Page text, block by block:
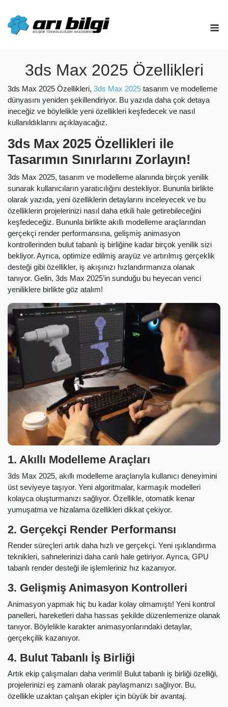
content
3ds Max 2025 Özellikleri
3ds Max 2025 Özellikleri, 3ds Max 2025 tasarım ve modelleme
dünyasını yeniden şekillendiriyor. Bu yazıda daha çok detaya
ineceğiz ve böylelikle yeni özellikleri keşfedecek ve nasıl
kullanıldıklarını açıklayacağız.
3ds Max 2025 Özellikleri ile
Tasarımın Sınırlarını Zorlayın!
3ds Max 2025, tasarım ve modelleme alanında birçok yenilik
sunarak kullanıcıların yaratıcılığını destekliyor. Bununla birlikte
olarak yazıda, yeni özelliklerin detaylarını inceleyecek ve bu
özelliklerin projelerinizi nasıl daha etkili hale getirebileceğini
keşfedeceğiz. Bununla birlikte akıllı modelleme araçlarından
gerçekçi render performansına, gelişmiş animasyon
kontrollerinden bulut tabanlı iş birliğine kadar birçok yenilik sizi
bekliyor. Ayrıca, optimize edilmiş arayüz ve artırılmış gerçeklik
desteği gibi özellikler, iş akışınızı hızlandırmanıza olanak
tanıyor. Gelin, 3ds Max 2025’in sunduğu bu heyecan verici
yeniliklere birlikte göz atalım!
1. Akıllı Modelleme Araçları
3ds Max 2025, akıllı modelleme araçlarıyla kullanıcı deneyimini
üst seviyeye taşıyor. Yeni algoritmalar, karmaşık modelleri
kolayca oluşturmanızı sağlıyor. Özellikle, otomatik kenar
yumuşatma ve hizalama özellikleri dikkat çekiyor.
2. Gerçekçi Render Performansı
Render süreçleri artık daha hızlı ve gerçekçi. Yeni ışıklandırma
teknikleri, sahnelerinizi daha canlı hale getiriyor. Ayrıca, GPU
tabanlı render desteği ile işlemleriniz hız kazanıyor.
3. Gelişmiş Animasyon Kontrolleri
Animasyon yapmak hiç bu kadar kolay olmamıştı! Yeni kontrol
panelleri, hareketleri daha hassas şekilde düzenlemenize olanak
tanıyor. Böylelikle karakter animasyonlarındaki detaylar,
gerçekçilik kazanıyor.
4. Bulut Tabanlı İş Birliği
Artık ekip çalışmaları daha verimli! Bulut tabanlı iş birliği özelliği,
projelerinizi eş zamanlı olarak paylaşmanızı sağlıyor. Bu,
özellikle uzaktan çalışan ekipler için büyük bir avantaj.